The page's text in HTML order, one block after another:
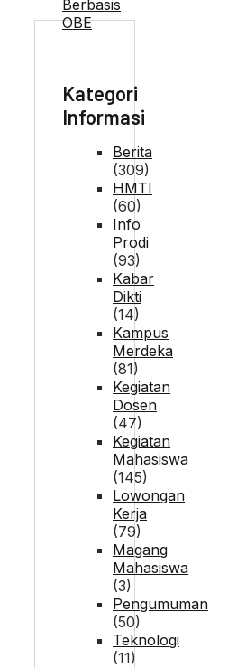
Kategori
Informasi
Berita
(309)
HMTI
(60)
Info
Prodi
(93)
Kabar
Dikti
(14)
Kampus
Merdeka
(81)
Kegiatan
Dosen
(47)
Kegiatan
Mahasiswa
(145)
Lowongan
Kerja
(79)
Magang
Mahasiswa
(3)
Pengumuman
(50)
Teknologi
(11)